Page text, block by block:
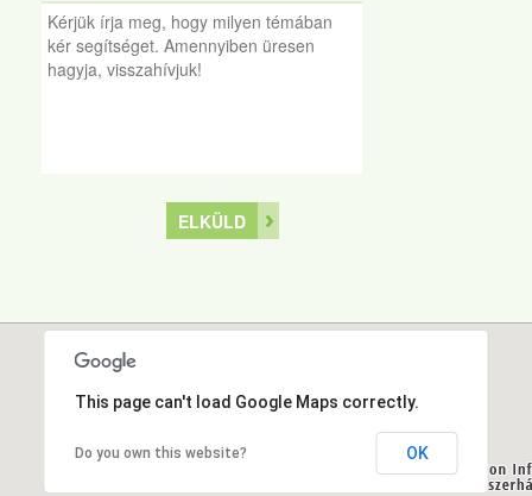
ELKÜLD
This page can't load Google Maps correctly.
Do you own this website? OK